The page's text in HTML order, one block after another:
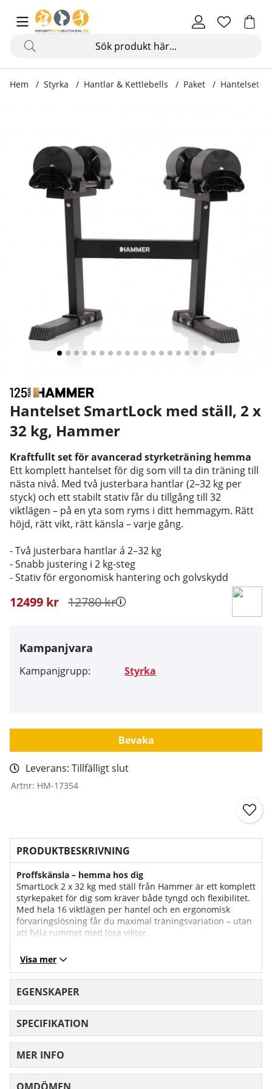
Hem Styrka Hantlar & Kettlebells Paket Hantelset
Hantelset SmartLock med ställ, 2 x
32 kg, Hammer
Kraftfullt set för avancerad styrketräning hemma
Ett komplett hantelset för dig som vill ta din träning till
nästa nivå. Med två justerbara hantlar (2–32 kg per
styck) och ett stabilt stativ får du tillgång till 32
viktlägen – på en yta som ryms i ditt hemmagym. Rätt
höjd, rätt vikt, rätt känsla – varje gång.
- Två justerbara hantlar á 2–32 kg
- Snabb justering i 2 kg-steg
- Stativ för ergonomisk hantering och golvskydd
12780kr
12499 kr
Kampanjvara
Kampanjgrupp: Styrka
Bevaka
Leverans: Tillfälligt slut
Artnr: HM-17354
PRODUKTBESKRIVNING
Proffskänsla – hemma hos dig
SmartLock 2 x 32 kg med ställ från Hammer är ett komplett
styrkepaket för dig som kräver både tyngd och flexibilitet.
Med hela 16 viktlägen per hantel och en ergonomisk
förvaringslösning får du maximal träningsvariation – utan
att fylla rummet med lösa vikter.
Växla vikt – utan avbrott
SmartLock-systemet gör att du enkelt ändrar vikt med ett
vridbart handtag. Ingen montering, inga skivor. Du går
från 10 till 30 kg på sekunder – perfekt för dropset,
superset och progressiv träning.
Träna tungt, men lyft rätt
Det stabila stativet lyfter hantlarna till en perfekt
och gör hanteringen både säkrare och bekvämare –
särskilt vid tyngre set.
Visa mer
EGENSKAPER
SPECIFIKATION
MER INFO